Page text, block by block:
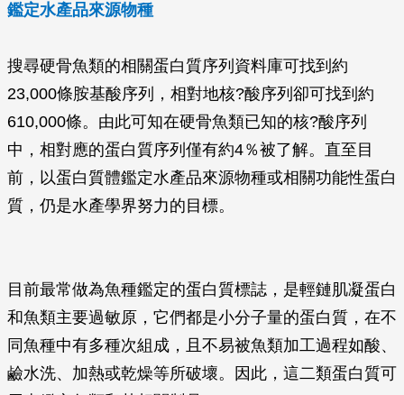
鑑定水產品來源物種
搜尋硬骨魚類的相關蛋白質序列資料庫可找到約
23,000條胺基酸序列，相對地核?酸序列卻可找到約
610,000條。由此可知在硬骨魚類已知的核?酸序列
中，相對應的蛋白質序列僅有約4％被了解。直至目
前，以蛋白質體鑑定水產品來源物種或相關功能性蛋白
質，仍是水產學界努力的目標。
目前最常做為魚種鑑定的蛋白質標誌，是輕鏈肌凝蛋白
和魚類主要過敏原，它們都是小分子量的蛋白質，在不
同魚種中有多種次組成，且不易被魚類加工過程如酸、
鹼水洗、加熱或乾燥等所破壞。因此，這二類蛋白質可